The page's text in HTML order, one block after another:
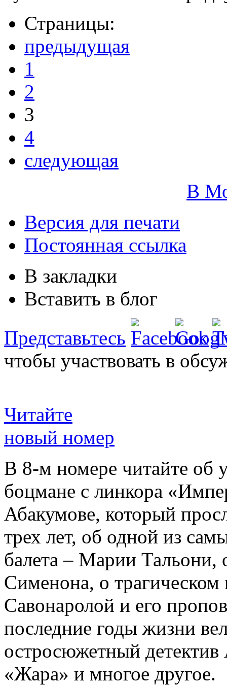
Страницы:
предыдущая
1
2
3
4
следующая
В
Версия для печати
Постоянная ссылка
В закладки
Вставить в блог
Представьтесь
чтобы участвовать в
Читайте
новый номер
В 8-м номере читайте об
боцмане с линкора
Абакумове, который
трех лет, об одной из
балета – Марии
Сименона, о трагическом
Савонаролой и его
последние годы жизни
остросюжетный детектив
«Жара» и многое другое.